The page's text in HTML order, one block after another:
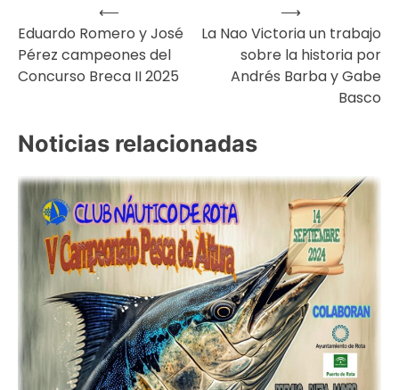
Navegación
de
entradas
⟵
Eduardo Romero y José
Pérez campeones del
Concurso Breca II 2025
La Nao Victoria un trabajo
sobre la historia por
Andrés Barba y Gabe
Basco
⟶
Noticias relacionadas